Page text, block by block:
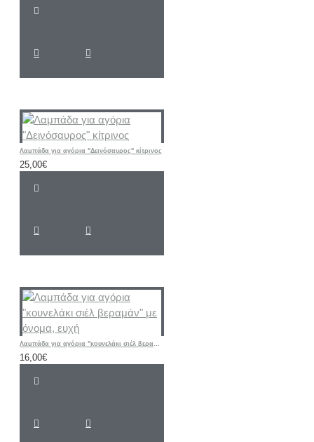
Λαμπάδα για αγόρια "Δεινόσαυρος" κίτρινος
25,00€
Λαμπάδα για αγόρια "κουνελάκι σιέλ βεραμάν" με όνομα, ευχή
16,00€